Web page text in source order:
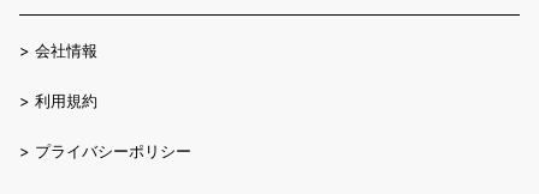
> 会社情報
> 利用規約
> プライバシーポリシー